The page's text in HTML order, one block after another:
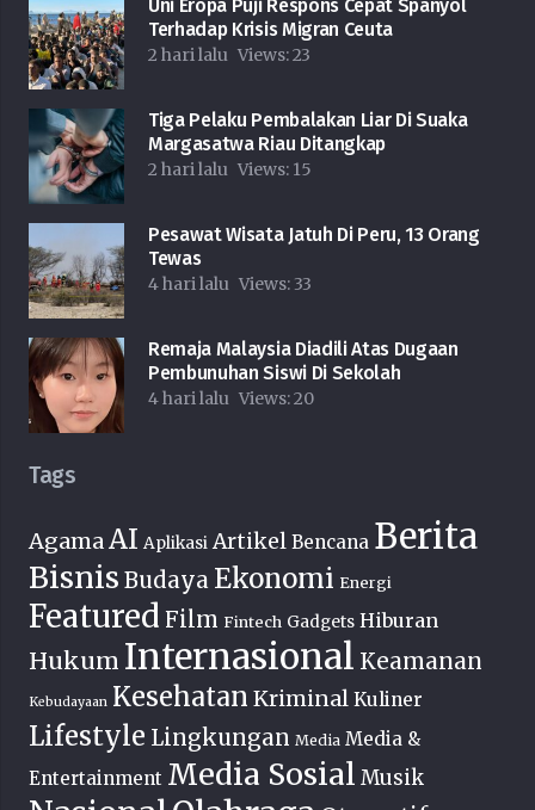
Uni Eropa Puji Respons Cepat Spanyol
Terhadap Krisis Migran Ceuta
2 hari lalu Views:23
Tiga Pelaku Pembalakan Liar Di Suaka
Margasatwa Riau Ditangkap
2 hari lalu Views: 15
Pesawat Wisata Jatuh Di Peru, 13 Orang
Tewas
4 hari lalu Views: 33
Remaja Malaysia Diadili Atas Dugaan
Pembunuhan Siswi Di Sekolah
4 hari lalu Views:20
Tags
AgamaAI Aplikasi Artikel Bencana Berita
Bisnis Budaya Ekonomi Energi
Featured Film Fintech Gadgets Hiburan
Hukum Internasional Keamanan
Kebudayaan Kesehatan Kriminal Kuliner
Lifestyle Lingkungan Media Media &
Entertainment Media Sosial Musik